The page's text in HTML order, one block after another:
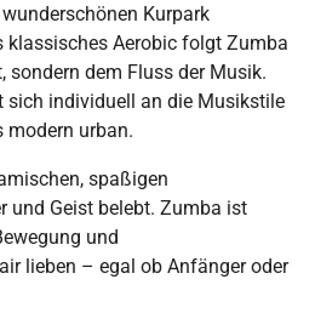
Kurpark
klassisches Aerobic folgt Zumba
sondern dem Fluss der Musik.
sich individuell an die Musikstile
urban.
spaßigen
und Geist belebt. Zumba ist
und
lieben – egal ob Anfänger oder